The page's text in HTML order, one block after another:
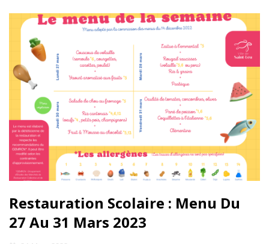
AU
07
2023
Restauration Scolaire : Menu Du
27 Au 31 Mars 2023